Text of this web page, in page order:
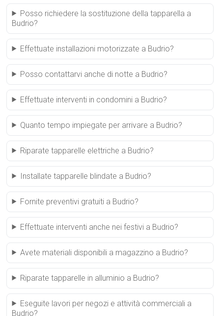
Posso richiedere la sostituzione della tapparella a
Budrio?
Effettuate installazioni motorizzate a Budrio?
Posso contattarvi anche di notte a Budrio?
Effettuate interventi in condomini a Budrio?
Quanto tempo impiegate per arrivare a Budrio?
Riparate tapparelle elettriche a Budrio?
Installate tapparelle blindate a Budrio?
Fornite preventivi gratuiti a Budrio?
Effettuate interventi anche nei festivi a Budrio?
Avete materiali disponibili a magazzino a Budrio?
Riparate tapparelle in alluminio a Budrio?
Eseguite lavori per negozi e attività commerciali a
Budrio?